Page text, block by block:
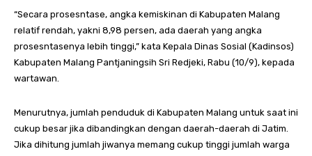
“Secara prosesntase, angka kemiskinan di Kabupaten Malang
relatif rendah, yakni 8,98 persen, ada daerah yang angka
prosesntasenya lebih tinggi,” kata Kepala Dinas Sosial (Kadinsos)
Kabupaten Malang Pantjaningsih Sri Redjeki, Rabu (10/9), kepada
wartawan.
Menurutnya, jumlah penduduk di Kabupaten Malang untuk saat ini
cukup besar jika dibandingkan dengan daerah-daerah di Jatim.
Jika dihitung jumlah jiwanya memang cukup tinggi jumlah warga